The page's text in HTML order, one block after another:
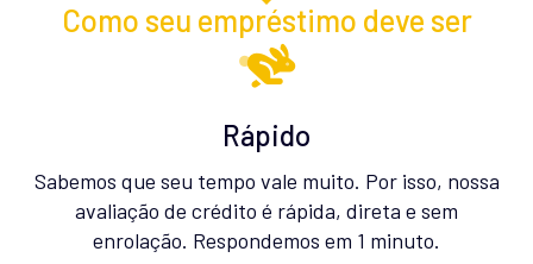
Como seu empréstimo deve ser
Rápido
Sabemos que seu tempo vale muito. Por isso, nossa
avaliação de crédito é rápida, direta e sem
enrolação. Respondemos em 1 minuto.